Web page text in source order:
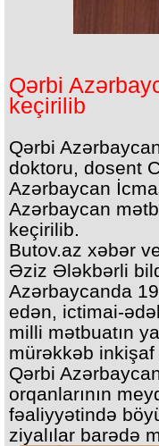
Qərbi
keçirilib
Qərbi
doktoru, dosent
Azərbaycan
Azərbaycan
keçirilib.
Butov.az xəbər
Əziz Ələkbərli
Azərbaycanda
edən, ictimai-
milli mətbuatın
mürəkkəb inkişaf
Qərbi
orqanlarının
fəaliyyətində
ziyalılar barədə